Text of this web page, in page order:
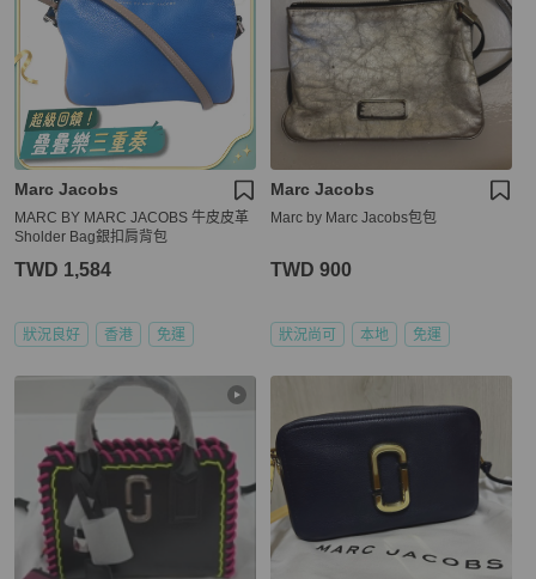
Marc Jacobs
MARC BY MARC JACOBS 牛皮皮革
Sholder Bag銀扣肩背包
TWD 1,584
狀況良好 香港 免運
Marc Jacobs
Marc by Marc Jacobs包包
TWD 900
狀況尚可 本地 免運